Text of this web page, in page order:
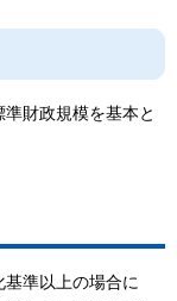
財政規模を基本と
準以上の場合に